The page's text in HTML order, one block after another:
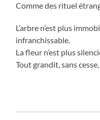
Comme des rituel
L’arbre n’est plus
infranchissable.
La fleur n’est plus
Tout grandit, sans